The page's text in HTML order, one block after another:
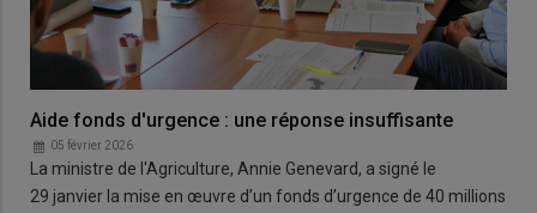
Aide fonds d'urgence : une réponse insuffisante
05 février 2026
La ministre de l'Agriculture, Annie Genevard, a signé le
29 janvier la mise en œuvre d’un fonds d’urgence de 40 millions